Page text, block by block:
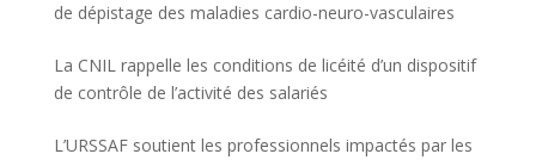
de dépistage des maladies cardio-neuro-vasculaires
La CNIL rappelle les conditions de licéité d’un dispositif
de contrôle de l’activité des salariés
L’URSSAF soutient les professionnels impactés par les